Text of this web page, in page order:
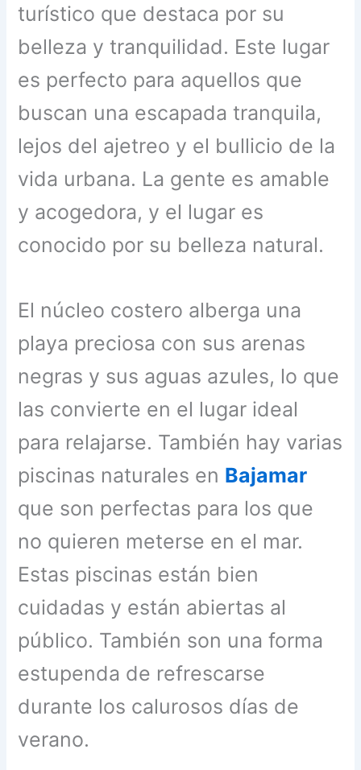
turístico que destaca por su
belleza y tranquilidad. Este lugar
es perfecto para aquellos que
buscan una escapada tranquila,
lejos del ajetreo y el bullicio de la
vida urbana. La gente es amable
y acogedora, y el lugar es
conocido por su belleza natural.
El núcleo costero alberga una
playa preciosa con sus arenas
negras y sus aguas azules, lo que
las convierte en el lugar ideal
para relajarse. También hay varias
piscinas naturales en Bajamar
que son perfectas para los que
no quieren meterse en el mar.
Estas piscinas están bien
cuidadas y están abiertas al
público. También son una forma
estupenda de refrescarse
durante los calurosos días de
verano.